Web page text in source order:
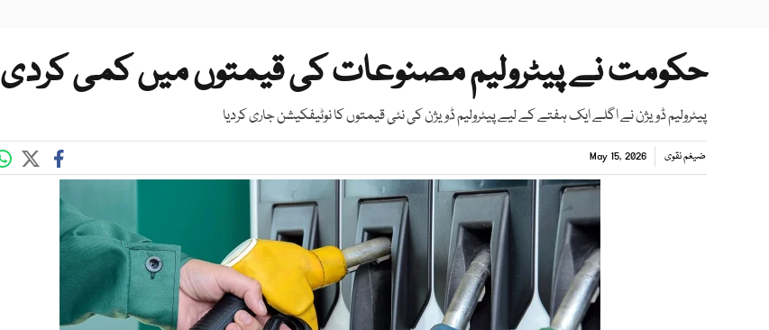
حکومت نے پیٹرولیم مصنوعات کی قیمتوں میں کمی کردی
پیٹرولیم ڈویژن نے اگلے ایک ہفتے کے لیے پیٹرولیم ڈویژن کی نئی قیمتوں کا نوٹیفکیشن جاری کردیا
ضیغم نقوی May 15, 2026